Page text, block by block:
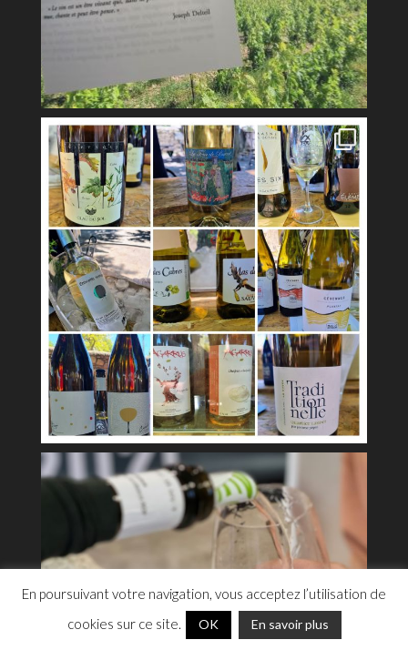
En poursuivant votre navigation, vous acceptez l’utilisation de
cookies sur ce site.
OK En savoir plus